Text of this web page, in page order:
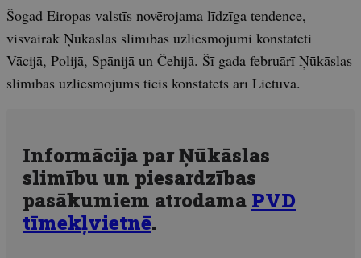
Šogad Eiropas valstīs novērojama līdzīga tendence,
visvairāk Ņūkāslas slimības uzliesmojumi konstatēti
Vācijā, Polijā, Spānijā un Čehijā. Šī gada februārī Ņūkāslas
slimības uzliesmojums ticis konstatēts arī Lietuvā.
Informācija par Ņūkāslas
slimību un piesardzības
pasākumiem atrodama PVD
tīmekļvietnē.